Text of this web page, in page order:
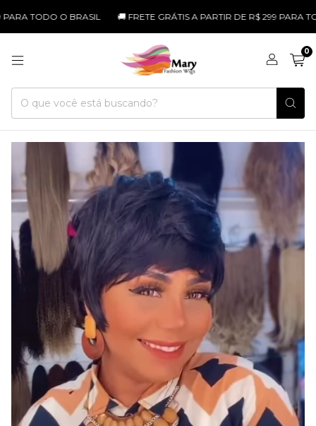
TODO O BRASIL 🚚 FRETE GRÁTIS A PARTIR DE R$ 299 PARA TODO
0